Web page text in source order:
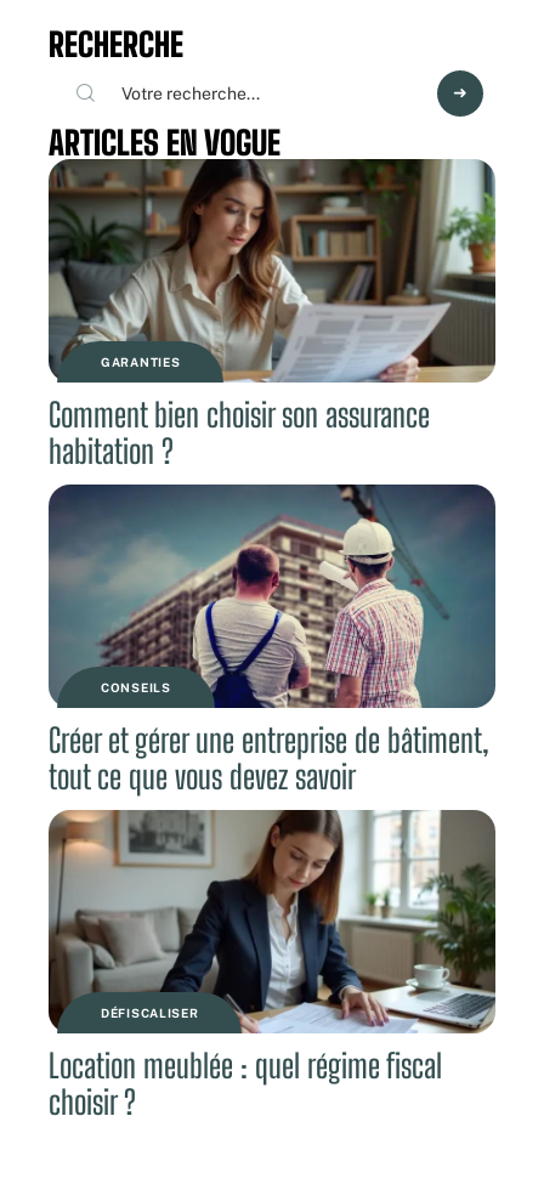
RECHERCHE
ARTICLES EN VOGUE
GARANTIES
Comment bien choisir son assurance
habitation ?
CONSEILS
Créer et gérer une entreprise de bâtiment,
tout ce que vous devez savoir
DÉFISCALISER
Location meublée : quel régime fiscal
choisir ?